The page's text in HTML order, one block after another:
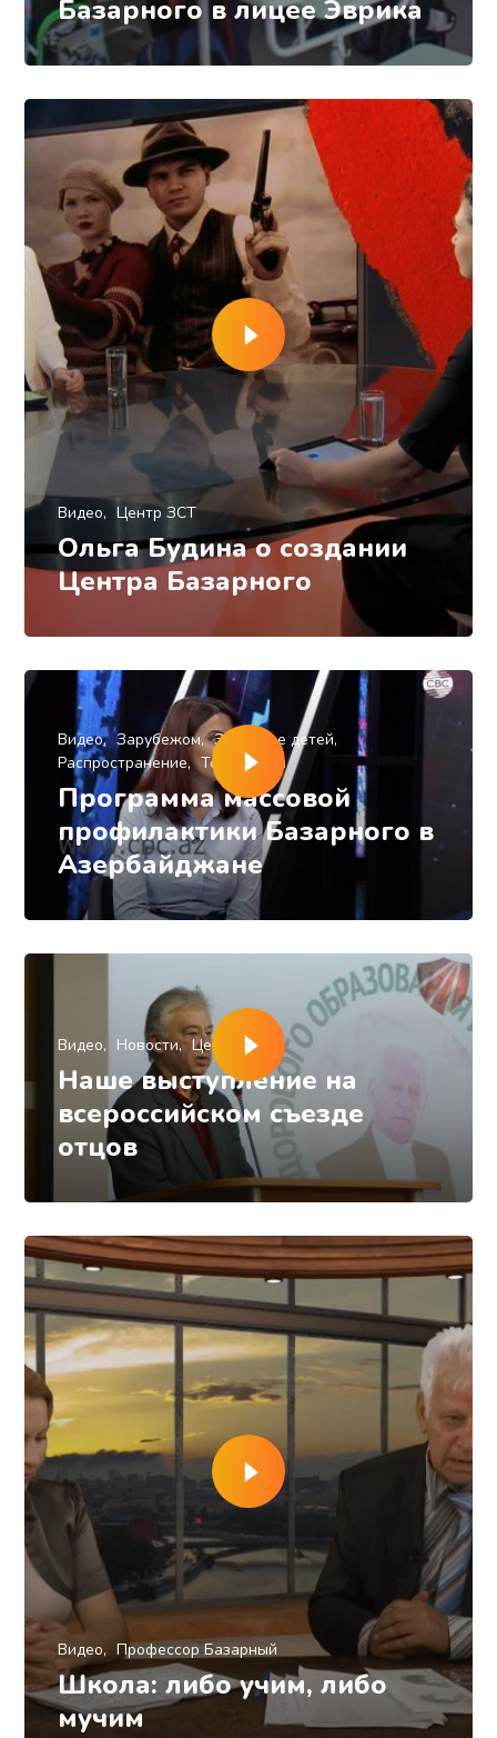
Базарного в лицее Эврика
Видео Центр ЗСТ
Ольга Будина о создании
Центра Базарного
Видео Зарубежом
Здоровье детей
Распространение
Технологии
Программа массовой
профилактики Базарного в
Азербайджане
Видео Новости Центр ЗСТ
Наше выступление на
всероссийском съезде
отцов
Видео Профессор Базарный
Школа: либо учим, либо
мучим